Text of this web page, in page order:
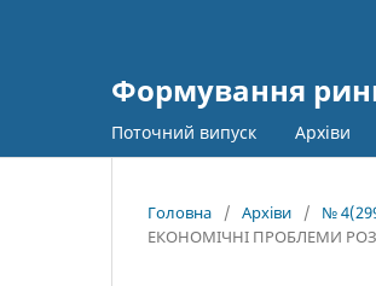
Формування
Поточний випуск Архіви
Головна / Архіви / №
ЕКОНОМІЧНІ ПРОБЛЕМИ